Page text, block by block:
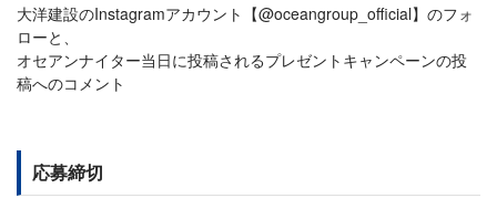
大洋建設のInstagramアカウント【@oceangroup_official】のフォ
ローと、
オセアンナイター当日に投稿されるプレゼントキャンペーンの投
稿へのコメント
応募締切